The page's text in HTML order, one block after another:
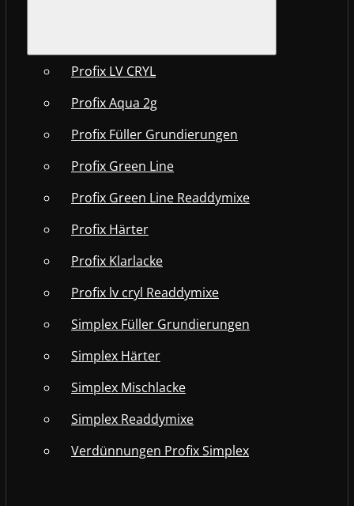
Profix LV CRYL
Profix Aqua 2g
Profix Füller Grundierungen
Profix Green Line
Profix Green Line Readdymixe
Profix Härter
Profix Klarlacke
Profix lv cryl Readdymixe
Simplex Füller Grundierungen
Simplex Härter
Simplex Mischlacke
Simplex Readdymixe
Verdünnungen Profix Simplex